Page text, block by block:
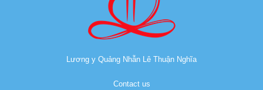
Lương y Quảng Nhẫn Lê Thuận Nghĩa
Contact us